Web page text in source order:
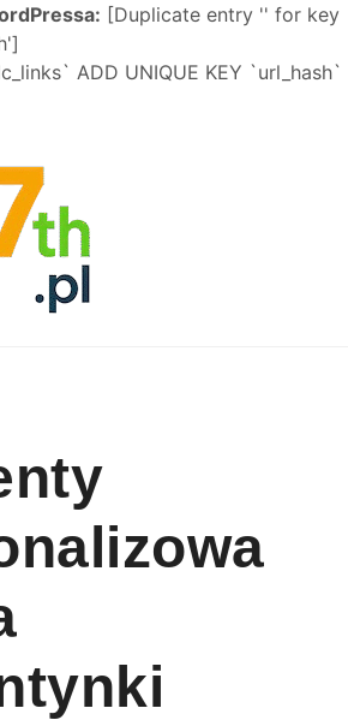
[Duplicate entry '' for key
ADD UNIQUE KEY `url_hash`